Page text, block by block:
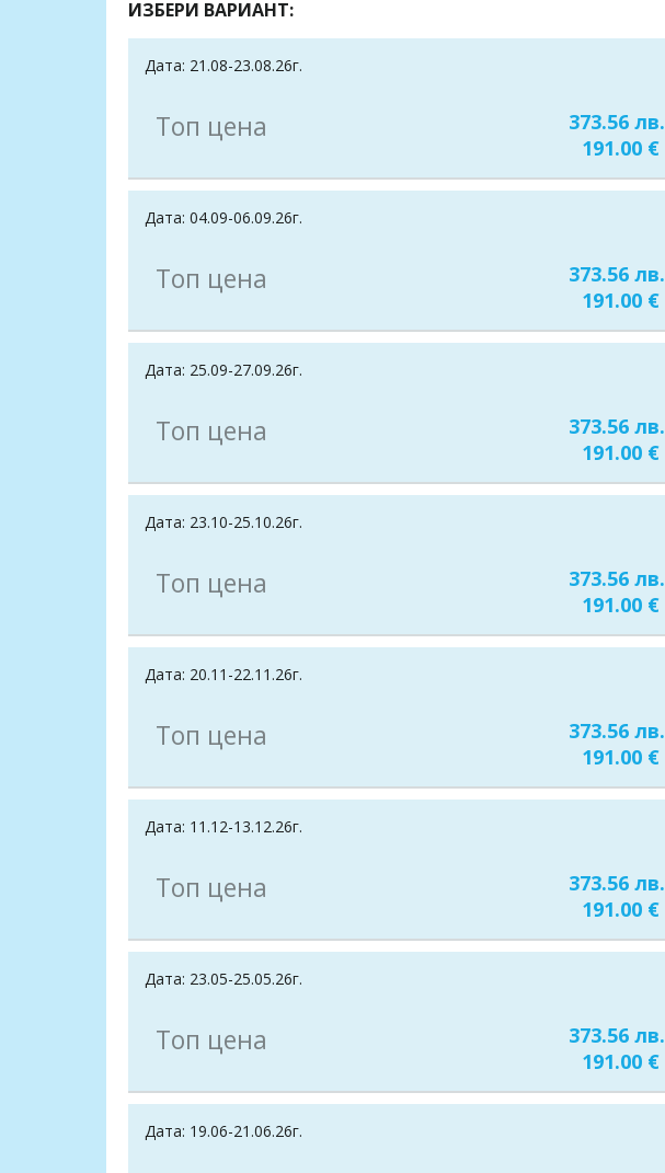
ИЗБЕРИ ВАРИАНТ:
Дата: 21.08-23.08.26г.
Топ цена
373.56 лв.
191.00 €
Дата: 04.09-06.09.26г.
Топ цена
373.56 лв.
191.00 €
Дата: 25.09-27.09.26г.
Топ цена
373.56 лв.
191.00 €
Дата: 23.10-25.10.26г.
Топ цена
373.56 лв.
191.00 €
Дата: 20.11-22.11.26г.
Топ цена
373.56 лв.
191.00 €
Дата: 11.12-13.12.26г.
Топ цена
373.56 лв.
191.00 €
Дата: 23.05-25.05.26г.
Топ цена
373.56 лв.
191.00 €
Дата: 19.06-21.06.26г.